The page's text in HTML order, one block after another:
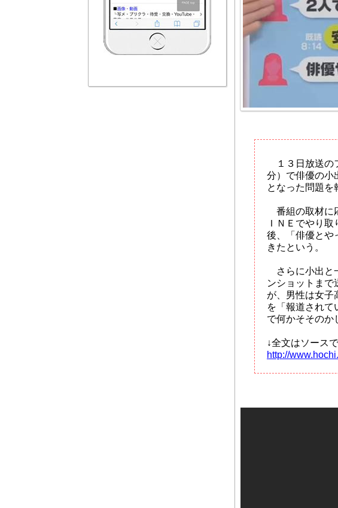
１３日放送の
分）で俳優の小
となった問題を
番組の取材に
ＩＮＥでやり
後、「俳優とや
きたという。
さらに小出と
ンショットまで
が、男性は女子
を「報道されて
で何かそそのか
↓全文はソースで
http://